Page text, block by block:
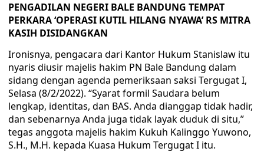
PENGADILAN NEGERI BALE BANDUNG TEMPAT
PERKARA ‘OPERASI KUTIL HILANG NYAWA’ RS MITRA
KASIH DISIDANGKAN
Ironisnya, pengacara dari Kantor Hukum Stanislaw itu
nyaris diusir majelis hakim PN Bale Bandung dalam
sidang dengan agenda pemeriksaan saksi Tergugat I,
Selasa (8/2/2022). “Syarat formil Saudara belum
lengkap, identitas, dan BAS. Anda dianggap tidak hadir,
dan sebenarnya Anda juga tidak layak duduk di situ,”
tegas anggota majelis hakim Kukuh Kalinggo Yuwono,
S.H., M.H. kepada Kuasa Hukum Tergugat I itu.